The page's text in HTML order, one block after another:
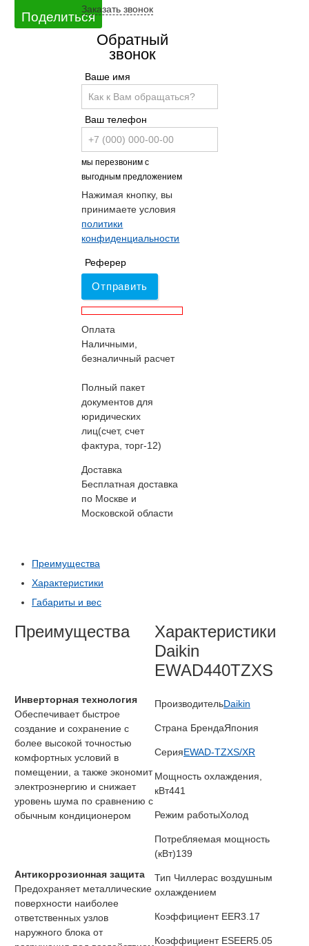
Заказать звонок
Обратный
звонок
Ваше имя
Ваш телефон
мы перезвоним с
выгодным предложением
Нажимая кнопку, вы
принимаете условия
политики
конфиденциальности
Реферер
Отправить
Оплата
Наличными,
безналичный расчет
Полный пакет
документов для
юридических
лиц(счет, счет
фактура, торг-12)
Доставка
Бесплатная доставка
по Москве и
Московской области
Поделиться
Преимущества
Характеристики
Габариты и вес
Преимущества
Инверторная технология
Обеспечивает быстрое
создание и сохранение с
более высокой точностью
комфортных условий в
помещении, а также экономит
электроэнергию и снижает
уровень шума по сравнению с
обычным кондиционером
Антикоррозионная защита
Предохраняет металлические
поверхности наиболее
ответственных узлов
наружного блока от
Характеристики
Daikin
EWAD440TZXS
ПроизводительDaikin
Страна БрендаЯпония
СерияEWAD-TZXS/XR
Мощность охлаждения,
кВт441
Режим работыХолод
Потребляемая мощность
(кВт)139
Тип Чиллерас воздушным
охлаждением
Коэффициент EER3.17
Коэффициент ESEER5.05